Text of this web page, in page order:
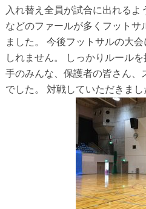
入れ替え全員が試合に出れるよ
などのファールが多くフットサ
ました。 今後フットサルの大
しれません。 しっかりルール
手のみんな、保護者の皆さん、
でした。 対戦していただきま